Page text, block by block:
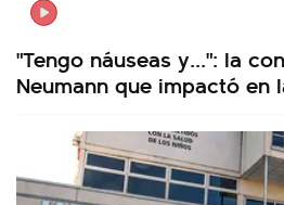
"Tengo náuseas y...": la
Neumann que impactó en